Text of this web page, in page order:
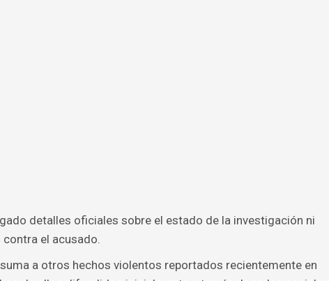
detalles oficiales sobre el estado de la investigación ni
el acusado.
a otros hechos violentos reportados recientemente en